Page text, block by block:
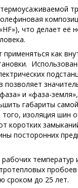
что делает её
как
позволяет
и «фаза-
габариты
изоляция шин
коротких
посторонних
температур
пробоев
сроком до 25 лет.